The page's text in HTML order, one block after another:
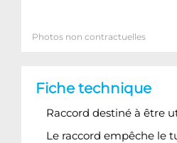
Photos non contractuelles
Fiche technique
Raccord destiné à être
Le raccord empêche le